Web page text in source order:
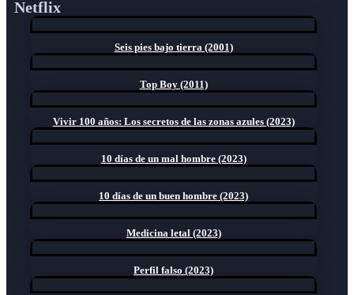
Netflix
Seis pies bajo tierra (2001)
Top Boy (2011)
Vivir 100 años: Los secretos de las zonas azules (2023)
10 días de un mal hombre (2023)
10 días de un buen hombre (2023)
Medicina letal (2023)
Perfil falso (2023)